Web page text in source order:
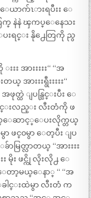
ေယာက်ၤားရပီးး ေ
ြက္ နဲနဲ ၾကပ္ေနေသး
းရင္း နို႕ေတြကို ညွ
အားးးးး“ “အ
ယ္ အားးးရွီးးးးး“
အဖုတ္ထဲ ျပန္သြင္းပီး ေ
မင္းလည္း လီးတံကို ဖ
ခ်က္ေဆာင့္ေပးလိုက္တယ္
ာ ဖင္၀မွာ ေတ့ပီး ျပ
ြတ္လာတယ္ “အားးးး
း မိုး ဖင္ကို လိုးလို႕ ေ
ေတာ့မယ္ေနာ္ “ “အ
ေခါင္းထဲမွာ လီးတံ က